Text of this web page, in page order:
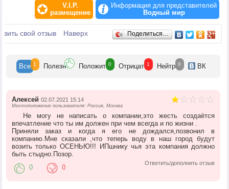
Мы стремимся учесть все сопутствующие запросы и организовать наше
сотрудничество с наибольшей выгодой для каждого из клиентов и рады,
что можем предложить индивидуальный подход и гибкую систему скидок.
V.I.P.
размещение
Информация для представителей
Водный мир
Отзывы
свой отзыв Наверх Поделиться…
Все 1 Полезн Положит 0 Отрицат 1 Нейтр 0 ВК
Алексей 02.07.2021 15:14
Местоположение пользователя: Россия, Москва
Не могу не написать о компании,это жесть создаётся
впечатление что ты им должен при чем всегда и по жизни .
Приняли заказ и когда я его не дождался,позвонил в
компанию.Мне сказали ,что теперь воду в наш город будут
возить только ОСЕНЬЮ!!! ИПшнику чья эта компания должно
быть стыдно.Позор.
Ответить/дополнить отзыв
0 0